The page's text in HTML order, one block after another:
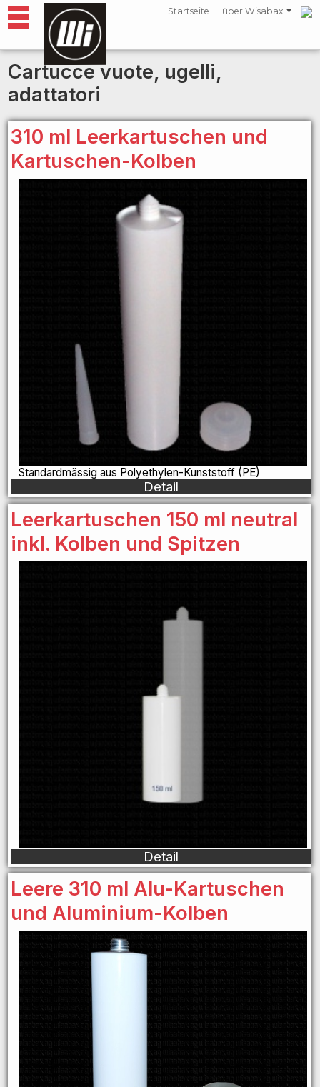
Startseite über Wisabax
Cartucce vuote, ugelli,
adattatori
310 ml Leerkartuschen und
Kartuschen-Kolben
Standardmässig aus Polyethylen-Kunststoff (PE)
Detail
Leerkartuschen 150 ml neutral
inkl. Kolben und Spitzen
Detail
Leere 310 ml Alu-Kartuschen
und Aluminium-Kolben